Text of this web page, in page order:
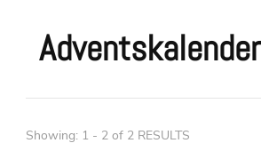
Adventskalender
Showing: 1 - 2 of 2 RESULTS